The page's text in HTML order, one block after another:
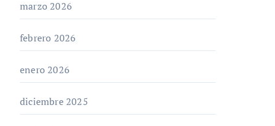
marzo 2026
febrero 2026
enero 2026
diciembre 2025